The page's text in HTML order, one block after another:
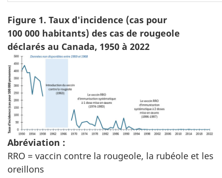
Figure 1. Taux d'incidence (cas pour
100 000 habitants) des cas de rougeole
déclarés au Canada, 1950 à 2022
Abréviation :
RRO = vaccin contre la rougeole, la rubéole et les
oreillons